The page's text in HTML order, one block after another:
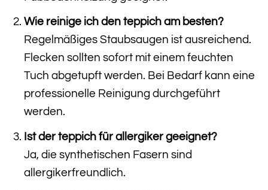
Wie reinige ich den teppich am besten?
Regelmäßiges Staubsaugen ist ausreichend.
Flecken sollten sofort mit einem feuchten
Tuch abgetupft werden. Bei Bedarf kann eine
professionelle Reinigung durchgeführt
werden.
Ist der teppich für allergiker geeignet?
Ja, die synthetischen Fasern sind
allergikerfreundlich.